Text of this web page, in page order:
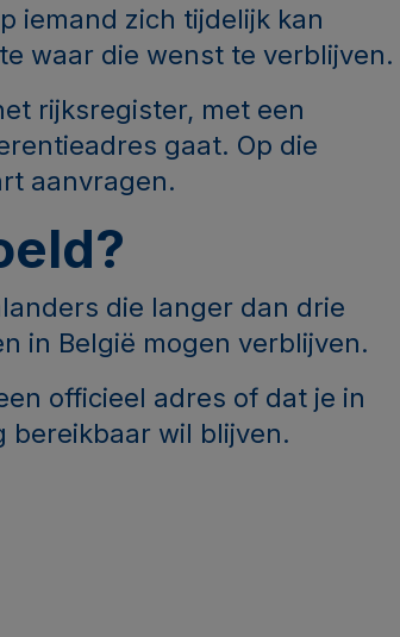
iemand zich tijdelijk kan
waar die wenst te verblijven.
rijksregister, met een
gaat. Op die
aanvragen.
die langer dan drie
in België mogen verblijven.
officieel adres of dat je in
bereikbaar wil blijven.